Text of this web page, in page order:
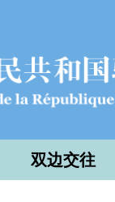
双边交往